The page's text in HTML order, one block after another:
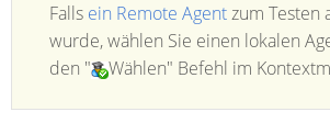
Falls ein Remote Agentzum Testen
wurde, wählen Sie einen lokalen
den "
Wählen" Befehl im